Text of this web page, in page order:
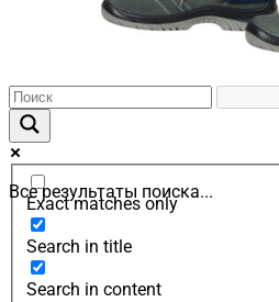
Все результаты поиска...
Exact matches only
Search in title
Search in content